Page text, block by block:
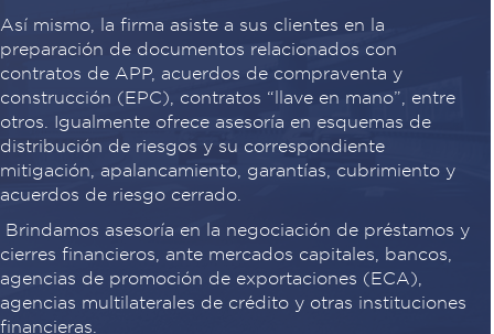
Así mismo, la firma asiste a sus clientes en la
preparación de documentos relacionados con
contratos de APP, acuerdos de compraventa y
construcción (EPC), contratos “llave en mano”, entre
otros. Igualmente ofrece asesoría en esquemas de
distribución de riesgos y su correspondiente
mitigación, apalancamiento, garantías, cubrimiento y
acuerdos de riesgo cerrado.
Brindamos asesoría en la negociación de préstamos y
cierres financieros, ante mercados capitales, bancos,
agencias de promoción de exportaciones (ECA),
agencias multilaterales de crédito y otras instituciones
financieras.